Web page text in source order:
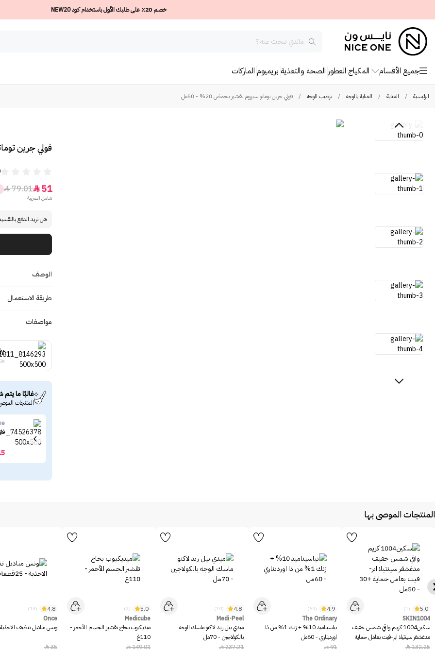
خصم 20٪ على طلبك الأول باستخدام كود NEW20
جميع الأقسام المكياج العطور الصحة والتغذية بريميوم الماركات
الرئيسية / العناية / العناية بالوجه / ترطيب الوجه / فولي جرين توماتو سيروم تقشير بحمض 20% - 50مل
فولي جرين توماتو
51

79.01

شامل الضريبة
هل تريد الدفع
الوصف
طريقة الاستعمال
مواصفات
غالبًا ما يتم
المنتجات
المنتجات الموصى بها
5.0
(1)
SKIN1004
سكين1004 كريم واقي شمس خفيف
مدغشقر سينتيلا اير-فيت بعامل حماية
+30 - 50مل
132.25

4.9
(69)
The Ordinary
نياسيناميد 10% + زنك 1% من ذا
اورديناري - 60مل
91

4.8
(10)
Medi-Peel
ميدي بيل ريد لاكتو ماسك الوجه
بالكولاجين - 70مل
237.21

5.0
(2)
Medicube
ميديكيوب بخاخ تقشير الجسم الأحمر -
110غ
149.01

4.8
(13)
Once
ونس مناديل تنظيف الاحذية -
35
